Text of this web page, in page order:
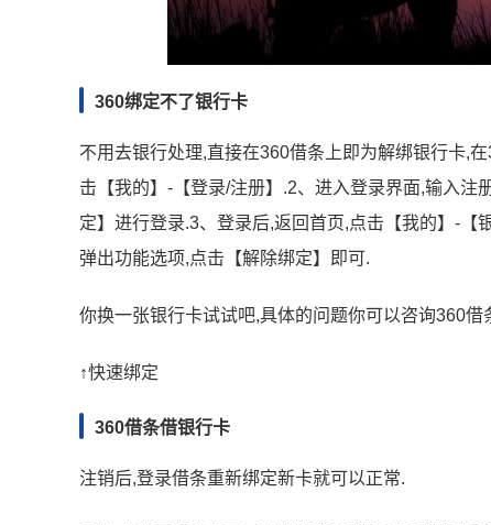
360绑定不了银行卡
不用去银行处理,直接在360借条上即为解绑银行卡,
击【我的】-【登录/注册】.2、进入登录界面,输入注
定】进行登录.3、登录后,返回首页,点击【我的】-
弹出功能选项,点击【解除绑定】即可.
你换一张银行卡试试吧,具体的问题你可以咨询360借
↑快速绑定
360借条借银行卡
注销后,登录借条重新绑定新卡就可以正常.